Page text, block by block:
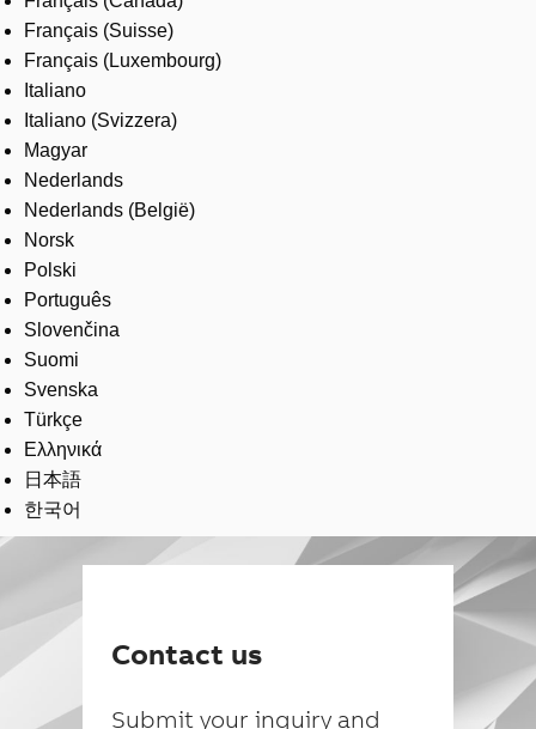
Français (Suisse)
Français (Luxembourg)
Italiano
Italiano (Svizzera)
Magyar
Nederlands
Nederlands (België)
Norsk
Polski
Português
Slovenčina
Suomi
Svenska
Türkçe
Ελληνικά
日本語
한국어
Contact us
Submit your inquiry and